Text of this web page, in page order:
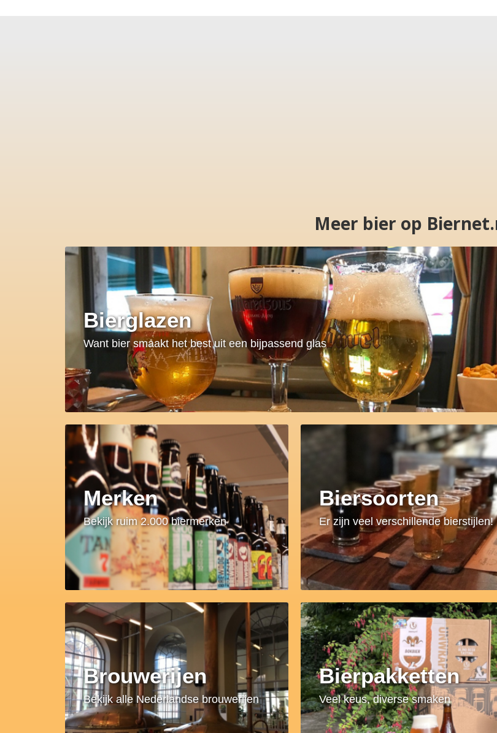
Meer bier op
Bierglazen
Want bier smaakt het best uit een bijpassend glas
Merken
Bekijk ruim 2.000 biermerken
Biersoorten
Er zijn veel verschillende bierstijlen!
Brouwerijen
Bekijk alle Nederlandse brouwerijen
Bierpakketten
Veel keus, diverse smaken